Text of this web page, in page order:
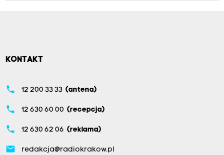
KONTAKT
phone 12 200 33 33 (antena)
phone 12 630 60 00 (recepcja)
phone 12 630 62 06 (reklama)
email redakcja@radiokrakow.pl